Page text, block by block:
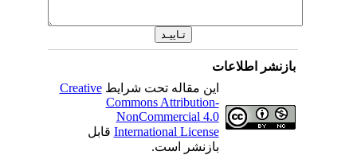
بازنشر اطلاعات
این مقاله تحت شرایطCreative
Commons Attribution-
NonCommercial 4.0
International Licenseقابل
بازنشر است.